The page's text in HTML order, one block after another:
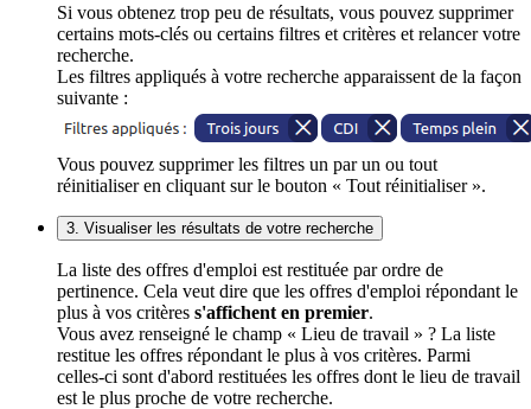
Si vous obtenez trop peu de résultats, vous pouvez supprimer
certains mots-clés ou certains filtres et critères et relancer votre
recherche.
Les filtres appliqués à votre recherche apparaissent de la façon
suivante :
Vous pouvez supprimer les filtres un par un ou tout
réinitialiser en cliquant sur le bouton « Tout réinitialiser ».
3. Visualiser les résultats de votre recherche
La liste des offres d'emploi est restituée par ordre de
pertinence. Cela veut dire que les offres d'emploi répondant le
plus à vos critères s'affichent en premier.
Vous avez renseigné le champ « Lieu de travail » ? La liste
restitue les offres répondant le plus à vos critères. Parmi
celles-ci sont d'abord restituées les offres dont le lieu de travail
est le plus proche de votre recherche.